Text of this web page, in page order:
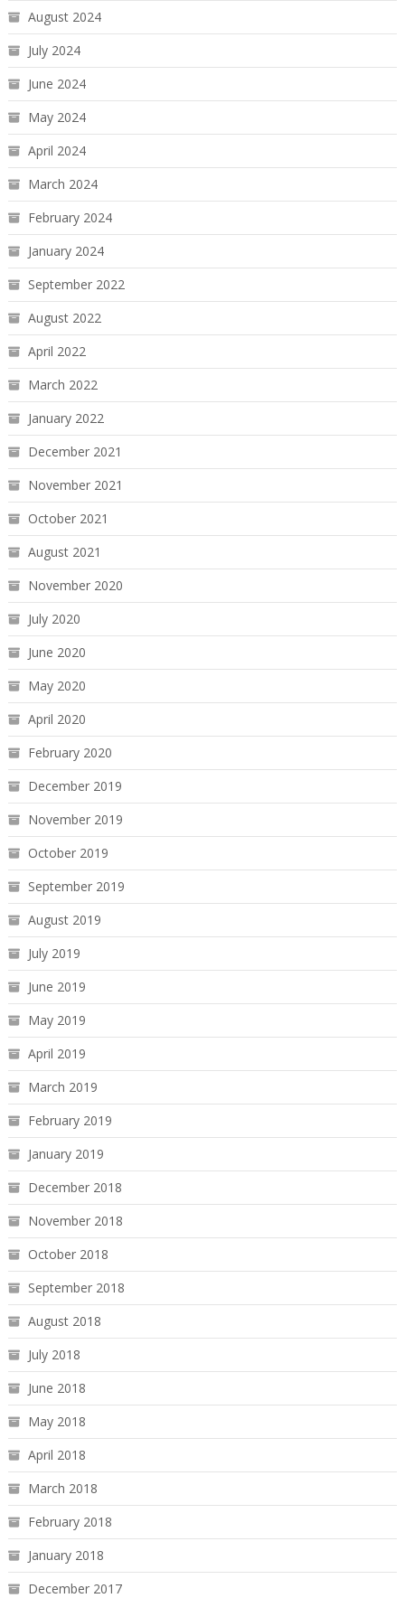
August 2024
July 2024
June 2024
May 2024
April 2024
March 2024
February 2024
January 2024
September 2022
August 2022
April 2022
March 2022
January 2022
December 2021
November 2021
October 2021
August 2021
November 2020
July 2020
June 2020
May 2020
April 2020
February 2020
December 2019
November 2019
October 2019
September 2019
August 2019
July 2019
June 2019
May 2019
April 2019
March 2019
February 2019
January 2019
December 2018
November 2018
October 2018
September 2018
August 2018
July 2018
June 2018
May 2018
April 2018
March 2018
February 2018
January 2018
December 2017